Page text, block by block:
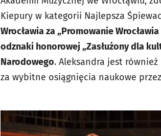
Kiepury w kategorii Najlepsza
Wrocławia za „Promowanie
odznaki honorowej „Zasłużony dla
Narodowego. Aleksandra jest
za wybitne osiągnięcia naukowe